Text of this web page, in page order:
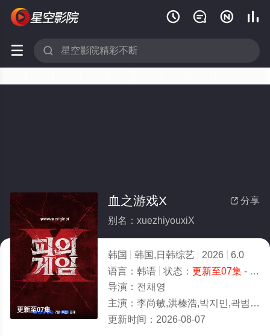
   
 
更新至07集
 分享
血之游戏X
别名：xuezhiyouxiX
韩国 韩国,日韩综艺 2026
6.0
语言： 韩语 状态： 更新至07集- 免费在线观看
导演： 전채영
主演： 李尚敏,洪榛浩,박지민,곽범,서출구,하승진
更新时间： 2026-08-07